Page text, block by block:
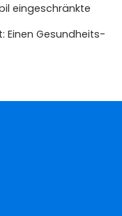
eingeschränkte
Einen Gesundheits-